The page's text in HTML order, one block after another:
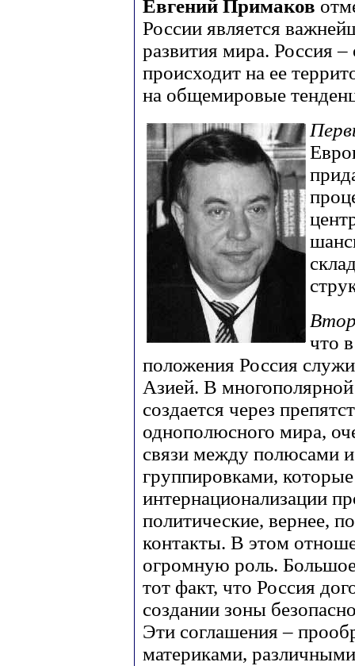
Евгений Примаков
России является
развития мира. Россия –
происходит на ее
на общемировые
что
положения Россия
Азией. В
создается через
однополюсного мира,
связи между полюсами
группировками, которые
интернационализации
политические, вернее,
контакты. В этом
огромную роль. Большое
тот факт, что Россия
создании зоны
Эти соглашения –
материками,